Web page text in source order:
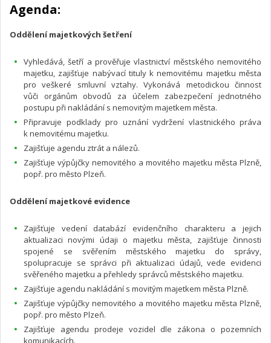
Agenda:
Oddělení majetkových šetření
Vyhledává, šetří a prověřuje vlastnictví městského nemovitého
majetku, zajišťuje nabývací tituly k nemovitému majetku města
pro veškeré smluvní vztahy. Vykonává metodickou činnost
vůči orgánům obvodů za účelem zabezpečení jednotného
postupu při nakládání s nemovitým majetkem města.
Připravuje podklady pro uznání vydržení vlastnického práva
k nemovitému majetku.
Zajišťuje agendu ztrát a nálezů.
Zajišťuje výpůjčky nemovitého a movitého majetku města Plzně,
popř. pro město Plzeň.
Oddělení majetkové evidence
Zajišťuje vedení databází evidenčního charakteru a jejich
aktualizaci novými údaji o majetku města, zajišťuje činnosti
spojené se svěřením městského majetku do správy,
spolupracuje se správci při aktualizaci údajů, vede evidenci
svěřeného majetku a přehledy správců městského majetku.
Zajišťuje agendu nakládání s movitým majetkem města Plzně.
Zajišťuje výpůjčky nemovitého a movitého majetku města Plzně,
popř. pro město Plzeň.
Zajišťuje agendu prodeje vozidel dle zákona o pozemních
komunikacích.